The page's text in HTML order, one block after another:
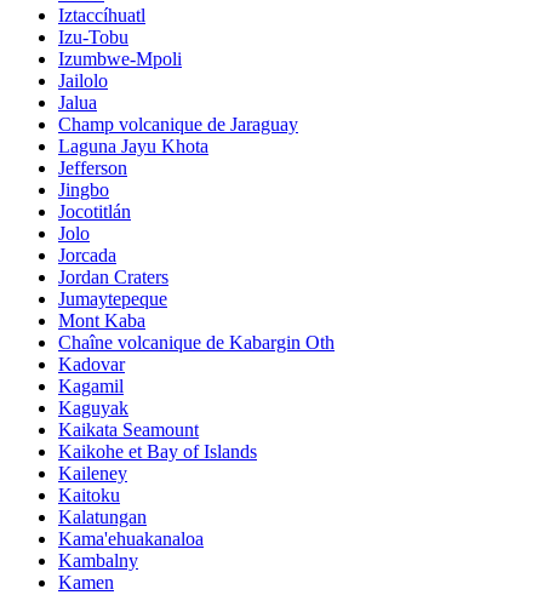
Iztaccíhuatl
Izu-Tobu
Izumbwe-Mpoli
Jailolo
Jalua
Champ volcanique de Jaraguay
Laguna Jayu Khota
Jefferson
Jingbo
Jocotitlán
Jolo
Jorcada
Jordan Craters
Jumaytepeque
Mont Kaba
Chaîne volcanique de Kabargin Oth
Kadovar
Kagamil
Kaguyak
Kaikata Seamount
Kaikohe et Bay of Islands
Kaileney
Kaitoku
Kalatungan
Kama'ehuakanaloa
Kambalny
Kamen